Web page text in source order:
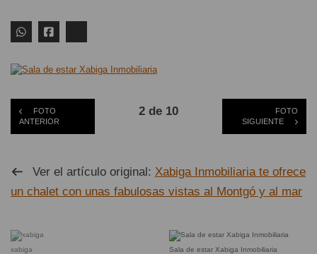
FOTO
ANTERIOR
2 de 10
FOTO
SIGUIENTE
Ver el artículo original: Xabiga Inmobiliaria te ofrece
un chalet con unas fabulosas vistas al Montgó y al mar
xabiga Sala de estar Xabiga Inmobiliaria